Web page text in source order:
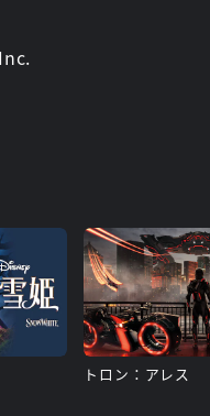
トロン：アレス